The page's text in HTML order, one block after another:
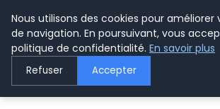
LE
Nous utilisons des cookies pour
de navigation. En poursuivant, vous
politique de confidentialité. En savoir plus
Refuser Accepter